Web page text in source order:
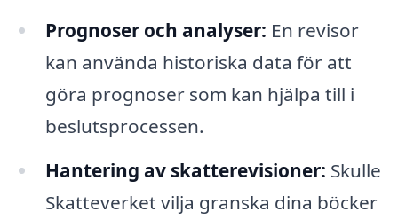
Prognoser och analyser: En revisor
kan använda historiska data för att
göra prognoser som kan hjälpa till i
beslutsprocessen.
Hantering av skatterevisioner: Skulle
Skatteverket vilja granska dina böcker